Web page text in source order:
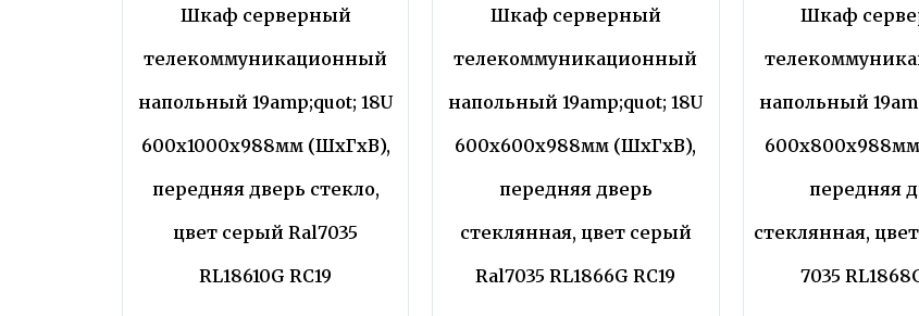
Шкаф серверный
телекоммуникационный
напольный 19amp;quot; 18U
600x1000x988мм (ШхГхВ),
передняя дверь стекло,
цвет серый Ral7035
RL18610G RC19
Шкаф серверный
телекоммуникационный
напольный 19amp;quot; 18U
600x600x988мм (ШхГхВ),
передняя дверь
стеклянная, цвет серый
Ral7035 RL1866G RC19
Шкаф
напольный
передняя
стеклянная,
7035